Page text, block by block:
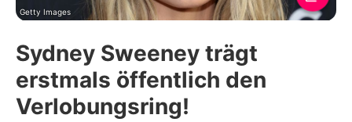
Promiflash Exklusiv
Alle Themen auf Promiflash
Jobs
Getty Images
Sydney Sweeney trägt
erstmals öffentlich den
Verlobungsring!